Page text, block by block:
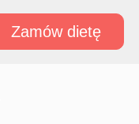
Zamów dietę